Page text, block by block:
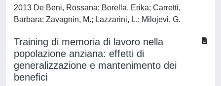
2013 De Beni, Rossana; Borella, Erika; Carretti,
Barbara; Zavagnin, M.; Lazzarini, L.; Milojevi, G.
Training di memoria di lavoro nella
popolazione anziana: effetti di
generalizzazione e mantenimento dei
benefici